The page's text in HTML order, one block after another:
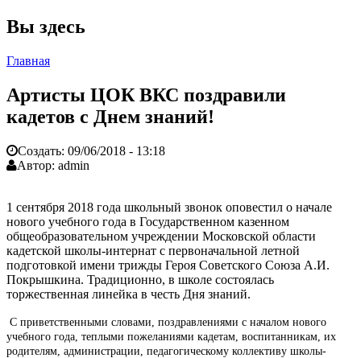
Вы здесь
Главная
Артисты ЦОК ВКС поздравили
кадетов с Днем знаний!
Создать: 09/06/2018 - 13:18
Автор: admin
1 сентября 2018 года школьный звонок оповестил о начале
нового учебного года в Государственном казенном
общеобразовательном учреждении Московской области
кадетской школы-интернат с первоначальной летной
подготовкой имени трижды Героя Советского Союза А.И.
Покрышкина. Традиционно, в школе состоялась
торжественная линейка в честь Дня знаний.
С приветственными словами, поздравлениями с началом нового
учебного года, теплыми пожеланиями кадетам, воспитанникам, их
родителям, администрации, педагогическому коллективу школы-